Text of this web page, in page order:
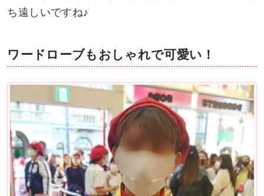
ち遠しいですね♪
ワードローブもおしゃれで可愛い！